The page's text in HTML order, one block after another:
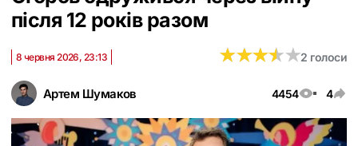
після 12 років разом
Артем Шумаков 4454 4
8 червня 2026, 23:13 ★★★★★
★★★★★2 голоси